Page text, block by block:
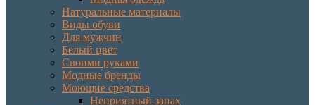
Натуральные материалы
Виды обуви
Для мужчин
Белый цвет
Своими руками
Модные бренды
Моющие средства
Неприятный запах